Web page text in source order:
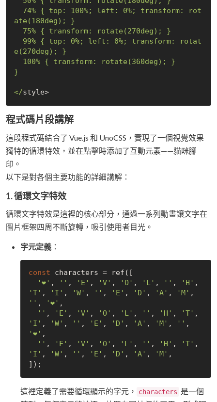
ate(180deg); }
e(270deg); }
}
</ style>
程式碼片段講解
這段程式碼結合了 Vue.js 和 UnoCSS，實現了一個視覺效果
獨特的循環特效，並在點擊時添加了互動元素——貓咪腳
印。
以下是對各個主要功能的詳細講解：
1.循環文字特效
循環文字特效是這裡的核心部分，通過一系列動畫讓文字在
圖片框架四周不斷旋轉，吸引使用者目光。
字元定義 ：
const characters = ref([
'❤' , '' , 'E' , 'V' , 'O' , 'L' , '' , 'H'
'T' , 'I' , 'W' , '' , 'E' , 'D' , 'A' , 'M'
'' , '❤' ,
'' , 'E' , 'V' , 'O' , 'L' , '' , 'H' , 'T'
'I' , 'W' , '' , 'E' , 'D' , 'A' , 'M' , ''
'❤' ,
'' , 'E' , 'V' , 'O' , 'L' , '' , 'H' , 'T'
'I' , 'W' , '' , 'E' , 'D' , 'A' , 'M' ,
這裡定義了需要循環顯示的字元， characters 是一個